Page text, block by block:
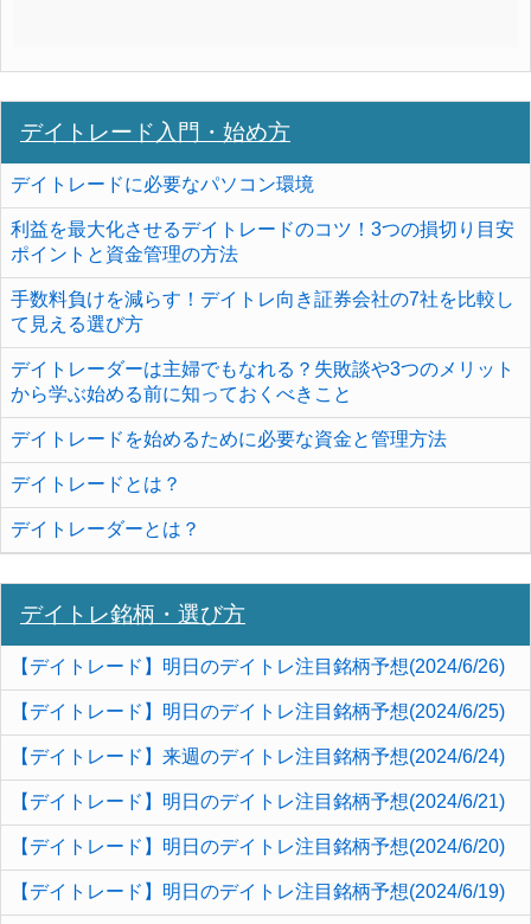
デイトレード入門・始め方
デイトレードに必要なパソコン環境
利益を最大化させるデイトレードのコツ！3つの損切り目安
ポイントと資金管理の方法
手数料負けを減らす！デイトレ向き証券会社の7社を比較し
て見える選び方
デイトレーダーは主婦でもなれる？失敗談や3つのメリット
から学ぶ始める前に知っておくべきこと
デイトレードを始めるために必要な資金と管理方法
デイトレードとは？
デイトレーダーとは？
デイトレ銘柄・選び方
【デイトレード】明日のデイトレ注目銘柄予想(2024/6/26)
【デイトレード】明日のデイトレ注目銘柄予想(2024/6/25)
【デイトレード】来週のデイトレ注目銘柄予想(2024/6/24)
【デイトレード】明日のデイトレ注目銘柄予想(2024/6/21)
【デイトレード】明日のデイトレ注目銘柄予想(2024/6/20)
【デイトレード】明日のデイトレ注目銘柄予想(2024/6/19)